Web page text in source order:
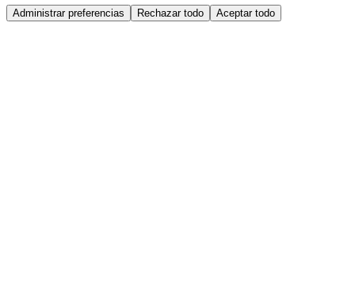
Administrar preferencias Rechazar todo Aceptar todo